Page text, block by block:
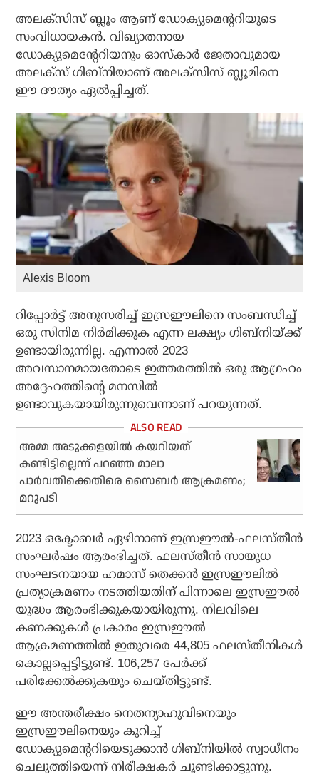
അലക്‌സിസ് ബ്ലൂം ആണ് ഡോക്യുമെന്ററിയുടെ
സംവിധായകന്‍. വിഖ്യാതനായ
ഡോക്യുമെന്റേറിയനും ഓസ്‌കാര്‍ ജേതാവുമായ
അലക്‌സ് ഗിബ്നിയാണ് അലക്‌സിസ് ബ്ലൂമിനെ
ഈ ദൗത്യം ഏല്‍പ്പിച്ചത്.
Alexis Bloom
റിപ്പോര്‍ട്ട് അനുസരിച്ച് ഇസ്രഈലിനെ സംബന്ധിച്ച്
ഒരു സിനിമ നിര്‍മിക്കുക എന്ന ലക്ഷ്യം ഗിബ്നിയ്ക്ക്
ഉണ്ടായിരുന്നില്ല. എന്നാല്‍ 2023
അവസാനമായതോടെ ഇത്തരത്തില്‍ ഒരു ആഗ്രഹം
അദ്ദേഹത്തിന്റെ മനസില്‍
ഉണ്ടാവുകയായിരുന്നുവെന്നാണ് പറയുന്നത്.
അമ്മ അടുക്കളയിൽ കയറിയത്
കണ്ടിട്ടില്ലെന്ന് പറഞ്ഞ മാലാ
പാർവതിക്കെതിരെ സൈബർ ആക്രമണം;
മറുപടി
2023 ഒക്ടോബര്‍ ഏഴിനാണ് ഇസ്രഈല്‍-ഫലസ്തീന്‍
സംഘര്‍ഷം ആരംഭിച്ചത്. ഫലസ്തീന്‍ സായുധ
സംഘടനയായ ഹമാസ് തെക്കന്‍ ഇസ്രഈലില്‍
പ്രത്യാക്രമണം നടത്തിയതിന് പിന്നാലെ ഇസ്രഈല്‍
യുദ്ധം ആരംഭിക്കുകയായിരുന്നു. നിലവിലെ
കണക്കുകള്‍ പ്രകാരം ഇസ്രഈല്‍
ആക്രമണത്തില്‍ ഇതുവരെ 44,805 ഫലസ്തീനികള്‍
കൊല്ലപ്പെട്ടിട്ടുണ്ട്. 106,257 പേര്‍ക്ക്
പരിക്കേല്‍ക്കുകയും ചെയ്തിട്ടുണ്ട്.
ഈ അന്തരീക്ഷം നെതന്യാഹുവിനെയും
ഇസ്രഈലിനെയും കുറിച്ച്
ഡോക്യുമെന്ററിയെടുക്കാന്‍ ഗിബ്നിയില്‍ സ്വാധീനം
ചെലുത്തിയെന്ന് നിരീക്ഷകര്‍ ചൂണ്ടിക്കാട്ടുന്നു.